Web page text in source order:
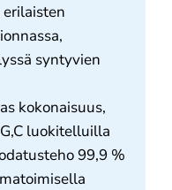
syntyvien
kokonaisuus,
luokitelluilla
99,9 %